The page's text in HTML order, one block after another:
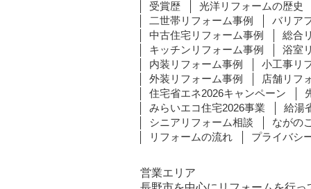
受賞歴
光洋リフォームの歴史
二世帯リフォーム事例
バリア
中古住宅リフォーム事例
総合
キッチンリフォーム事例
浴室
内装リフォーム事例
小工事リ
外装リフォーム事例
店舗リフ
住宅省エネ2026キャンペーン
みらいエコ住宅2026事業
給湯
シニアリフォーム相談
ながの
リフォームの流れ
プライバシ
営業エリア